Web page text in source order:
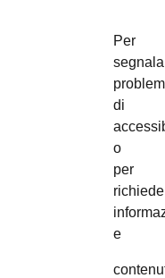
Per
di
o
per
e